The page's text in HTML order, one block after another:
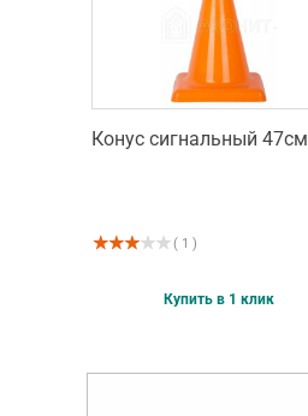
Конус сигнальный 47см
( 1 )
Купить в 1 клик